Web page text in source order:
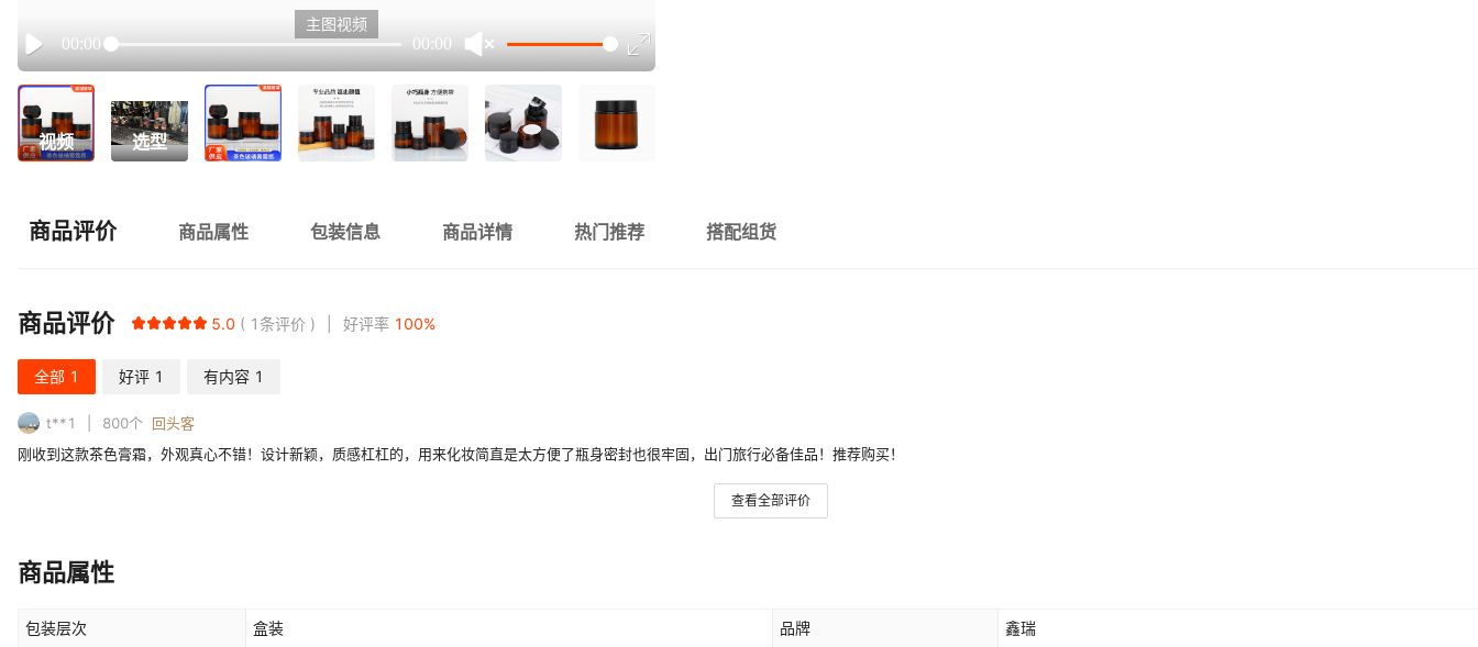
Play
00:00 00:00
主图视频
视频 选型
商品评价 商品属性 包装信息 商品详情 热门推荐 搭配组货
商品评价 5.0 1条评价 好评率 100%
全部 1 好评 1 有内容 1
t**1 800个 回头客
刚收到这款茶色膏霜，外观真心不错！设计新颖，质感杠杠的，用来化妆简直是太方便了瓶身密封也很牢固，出门旅行必备佳品！推荐购买！
查看全部评价
商品属性
包装层次 盒装 品牌 鑫瑞